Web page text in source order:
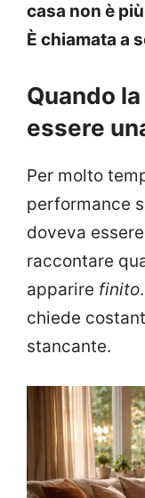
casa non è
È chiamata a
Quando
essere
Per molto
performance
doveva
raccontare
apparire finito
chiede
stancante.